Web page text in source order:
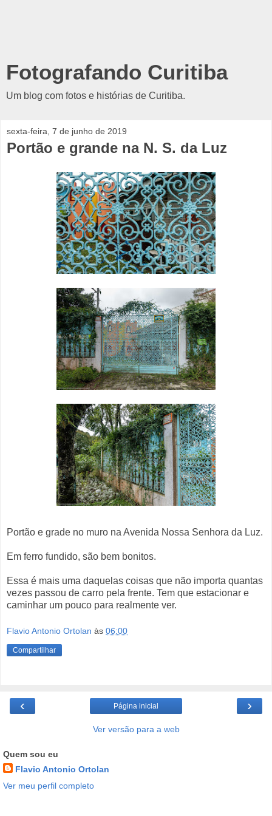
Fotografando Curitiba
Um blog com fotos e histórias de Curitiba.
sexta-feira, 7 de junho de 2019
Portão e grande na N. S. da Luz
Portão e grade no muro na Avenida Nossa Senhora da Luz.
Em ferro fundido, são bem bonitos.
Essa é mais uma daquelas coisas que não importa quantas
vezes passou de carro pela frente. Tem que estacionar e
caminhar um pouco para realmente ver.
Flavio Antonio Ortolan às 06:00
Compartilhar
‹ ›
Página inicial
Ver versão para a web
Quem sou eu
Flavio Antonio Ortolan
Ver meu perfil completo